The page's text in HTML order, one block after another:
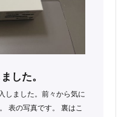
した。
しました。前々から気に
表の写真です。 裏はこ